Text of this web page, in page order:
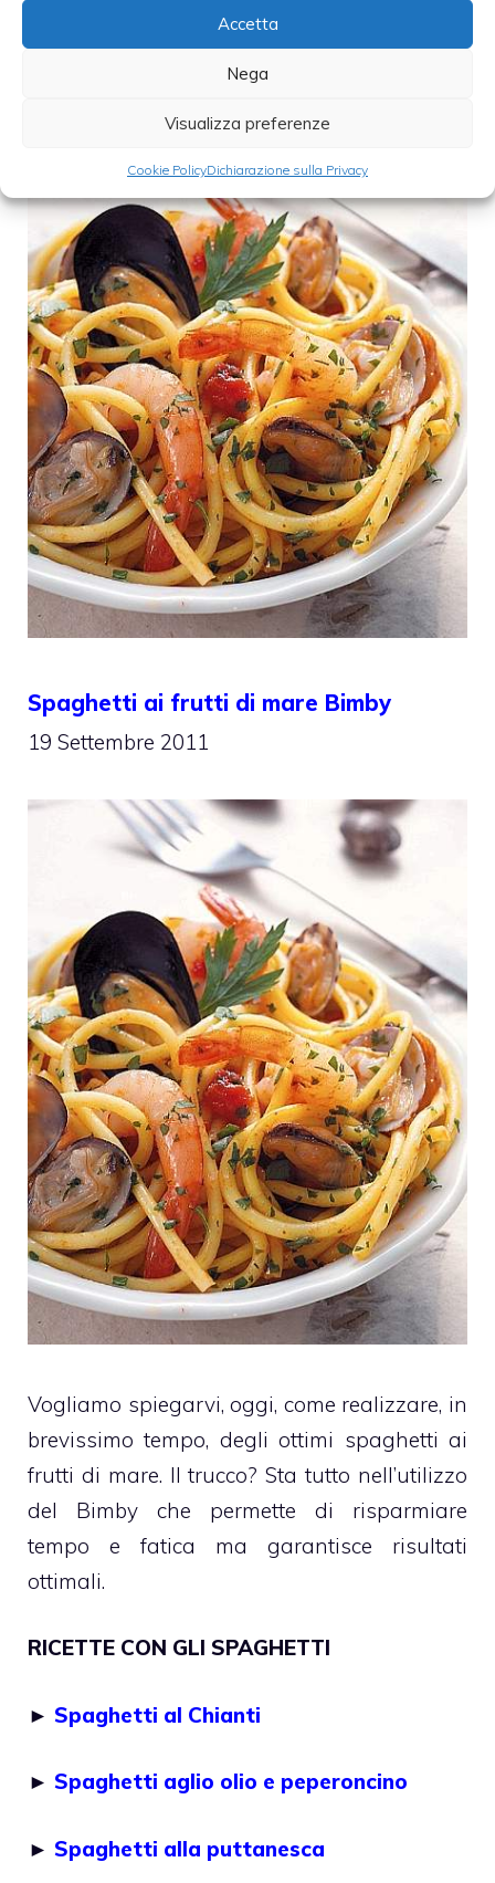
Accetta
Nega
Visualizza preferenze
Cookie PolicyDichiarazione sulla Privacy
Spaghetti ai frutti di mare Bimby
19 Settembre 2011
Vogliamo spiegarvi, oggi, come realizzare, in
brevissimo tempo, degli ottimi spaghetti ai
frutti di mare. Il trucco? Sta tutto nell’utilizzo
del Bimby che permette di risparmiare
tempo e fatica ma garantisce risultati
ottimali.
RICETTE CON GLI SPAGHETTI
► Spaghetti al Chianti
► Spaghetti aglio olio e peperoncino
► Spaghetti alla puttanesca